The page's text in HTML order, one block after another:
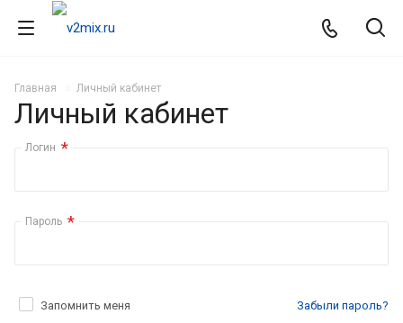
Главная Личный кабинет
Личный кабинет
Логин *
Пароль *
Забыли пароль?
Запомнить меня